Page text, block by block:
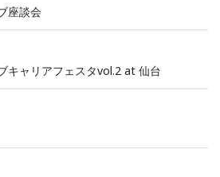
座談会
キャリアフェスタvol.2 at 仙台